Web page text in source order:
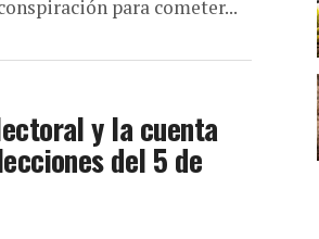
para cometer...
y la cuenta
del 5 de